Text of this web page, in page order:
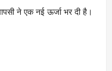
ने एक नई ऊर्जा भर दी है।